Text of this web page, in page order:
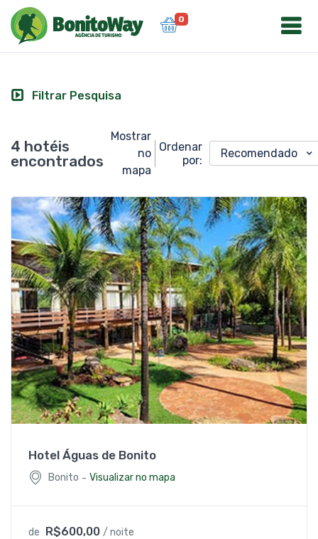
0
Filtrar Pesquisa
4 hotéis
encontrados
Mostrar
no
mapa
Ordenar
por:
Recomendado
Hotel Águas de Bonito
Bonito - Visualizar no mapa
de R$600,00 / noite